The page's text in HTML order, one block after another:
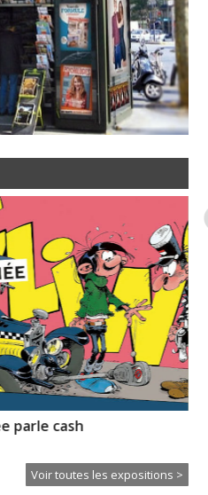
parle cash
Voir toutes les expositions >